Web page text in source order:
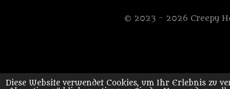
Diese Website verwendet Cookies, um Ihr Erlebnis zu
© 2023 - 2026 Creepy